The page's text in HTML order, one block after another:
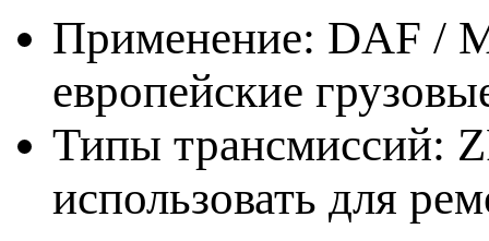
Применение: DAF /
европейские
Типы трансмиссий:
использовать для